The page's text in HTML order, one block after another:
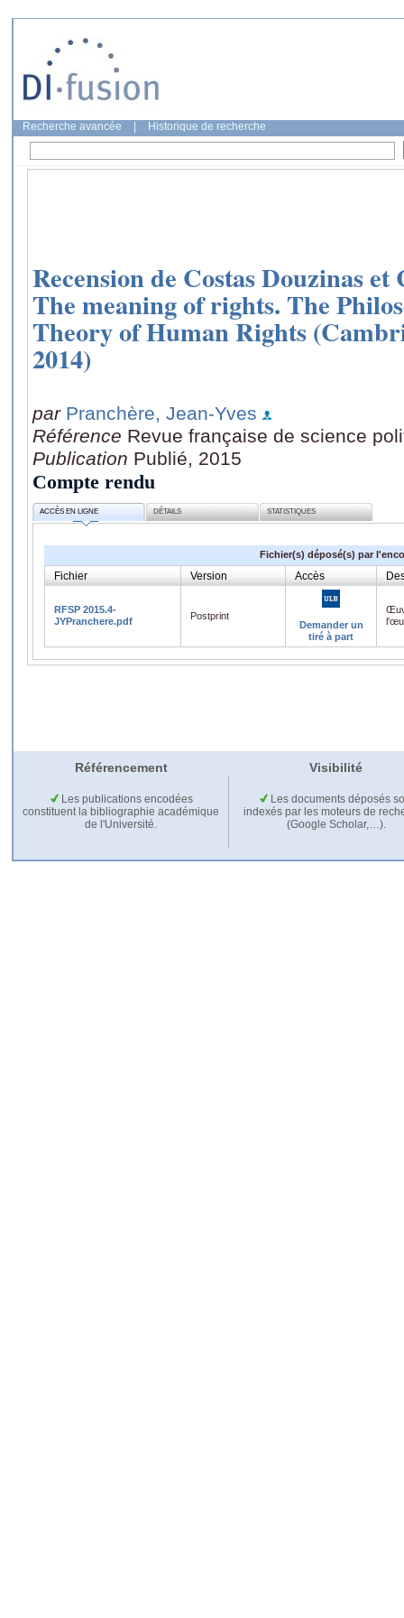
Recherche avancée Historique de recherche
Recension de Costas Douzinas
The meaning of rights. The
Theory of Human Rights
2014)
par Pranchère, Jean-Yves
Référence Revue française de science
Publication Publié, 2015
Compte rendu
ACCÈS EN LIGNE DÉTAILS STATISTIQUES
Fichier(s) déposé(s) par
Fichier Version Accès
RFSP 2015.4-
JYPranchere.pdf
Postprint
Demander un
tiré à part
Référencement Visibilité
Les publications encodées
constituent la bibliographie académique
de l'Université.
Les documents déposés
indexés par les moteurs de
(Google Scholar,…).